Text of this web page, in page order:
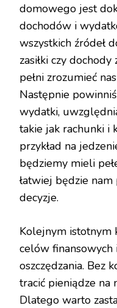
domowego jest
dochodów i
wszystkich źródeł
zasiłki czy
pełni zrozumieć
Następnie
wydatki,
takie jak rachunki i
przykład na
będziemy mieli
łatwiej będzie
decyzje.
Kolejnym istotnym
celów
oszczędzania. Bez
tracić pieniądze na
Dlatego warto